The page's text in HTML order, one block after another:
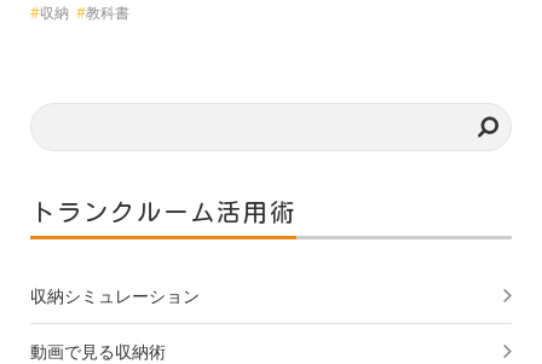
#収納 #教科書
トランクルーム活用術
収納シミュレーション
動画で見る収納術